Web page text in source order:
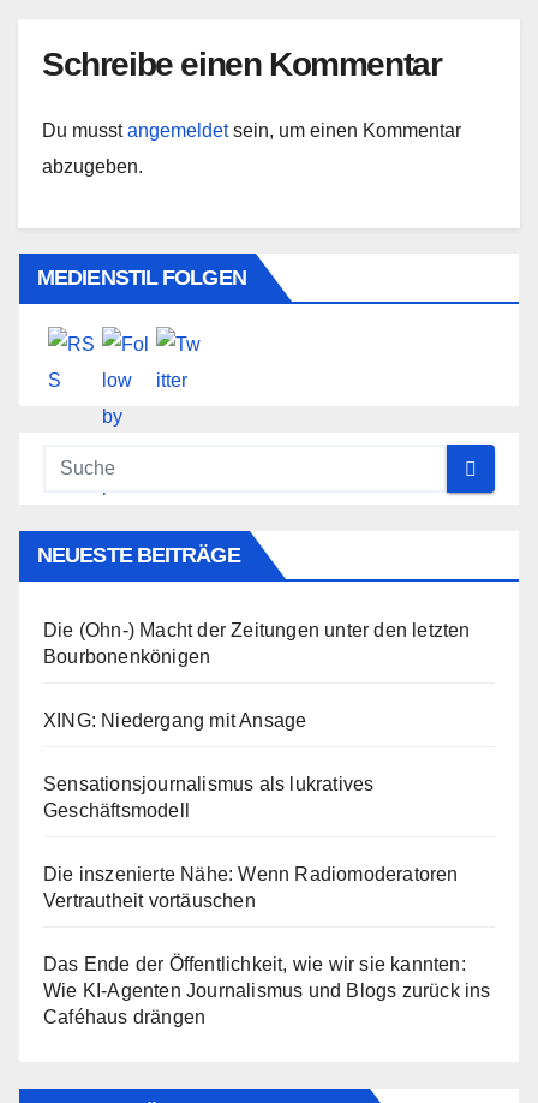
Schreibe einen Kommentar
Du musstangemeldetsein, um einen Kommentar
abzugeben.
MEDIENSTIL FOLGEN
NEUESTE BEITRÄGE
Die (Ohn-) Macht der Zeitungen unter den letzten
Bourbonenkönigen
XING: Niedergang mit Ansage
Sensationsjournalismus als lukratives
Geschäftsmodell
Die inszenierte Nähe: Wenn Radiomoderatoren
Vertrautheit vortäuschen
Das Ende der Öffentlichkeit, wie wir sie kannten:
Wie KI-Agenten Journalismus und Blogs zurück ins
Caféhaus drängen